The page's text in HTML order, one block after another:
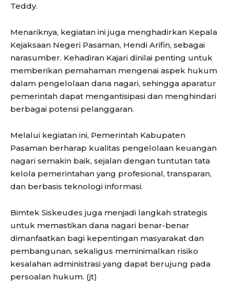
Teddy.
Menariknya, kegiatan ini juga menghadirkan Kepala
Kejaksaan Negeri Pasaman, Hendi Arifin, sebagai
narasumber. Kehadiran Kajari dinilai penting untuk
memberikan pemahaman mengenai aspek hukum
dalam pengelolaan dana nagari, sehingga aparatur
pemerintah dapat mengantisipasi dan menghindari
berbagai potensi pelanggaran.
Melalui kegiatan ini, Pemerintah Kabupaten
Pasaman berharap kualitas pengelolaan keuangan
nagari semakin baik, sejalan dengan tuntutan tata
kelola pemerintahan yang profesional, transparan,
dan berbasis teknologi informasi.
Bimtek Siskeudes juga menjadi langkah strategis
untuk memastikan dana nagari benar-benar
dimanfaatkan bagi kepentingan masyarakat dan
pembangunan, sekaligus meminimalkan risiko
kesalahan administrasi yang dapat berujung pada
persoalan hukum. (jt)